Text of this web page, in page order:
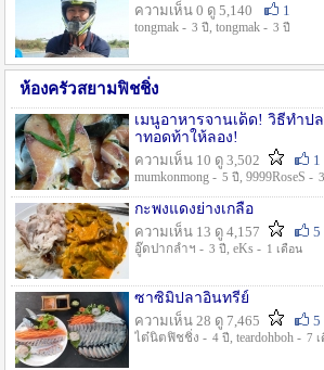
ความเห็น 0 ดู 5,140
1
tongmak - 3 ปี , tongmak - 3 ปี
ห้องครัวสยามฟิชชิ่ง
เมนูอาหารจานเด็ด! วิธีทำป
าทอดท้าให้ลอง!
ความเห็น 10 ดู 3,502
1
mumkonmong - 5 ปี , 9999RoseS -
กะพงแดงย่างเกลือ
ความเห็น 13 ดู 4,157
5
อู๊ดปากลำฯ - 3 ปี , eKs - 1 เดือน
ซาซิมิปลาอินทรีย์
ความเห็น 28 ดู 7,465
5
ไต๋นิตฟิชชิ่ง - 4 ปี , teardohboh - 7